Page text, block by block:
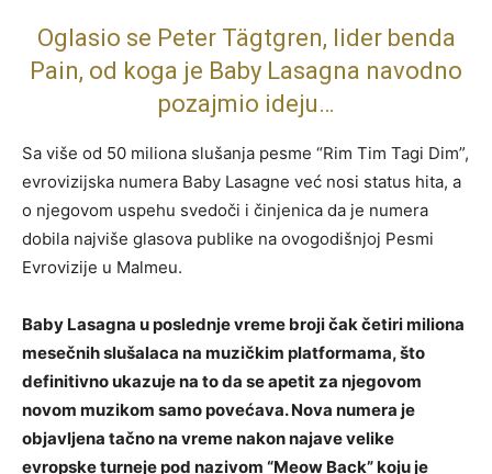
Oglasio se Peter Tägtgren, lider benda
Pain, od koga je Baby Lasagna navodno
pozajmio ideju…
Sa više od 50 miliona slušanja pesme “Rim Tim Tagi Dim”,
evrovizijska numera Baby Lasagne već nosi status hita, a
o njegovom uspehu svedoči i činjenica da je numera
dobila najviše glasova publike na ovogodišnjoj Pesmi
Evrovizije u Malmeu.
Baby Lasagna u poslednje vreme broji čak četiri miliona
mesečnih slušalaca na muzičkim platformama, što
definitivno ukazuje na to da se apetit za njegovom
novom muzikom samo povećava. Nova numera je
objavljena tačno na vreme nakon najave velike
evropske turneje pod nazivom “Meow Back” koju je